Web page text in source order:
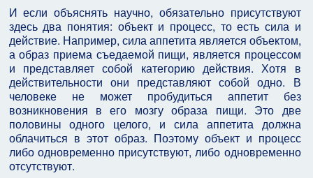
И если объяснять научно, обязательно присутствуют
здесь два понятия: объект и процесс, то есть сила и
действие. Например, сила аппетита является объектом,
а образ приема съедаемой пищи, является процессом
и представляет собой категорию действия. Хотя в
действительности они представляют собой одно. В
человеке не может пробудиться аппетит без
возникновения в его мозгу образа пищи. Это две
половины одного целого, и сила аппетита должна
облачиться в этот образ. Поэтому объект и процесс
либо одновременно присутствуют, либо одновременно
отсутствуют.